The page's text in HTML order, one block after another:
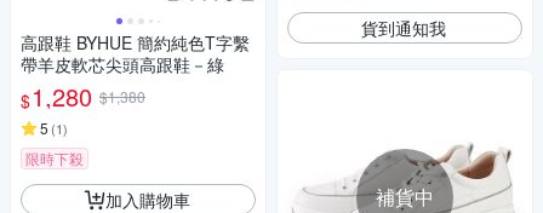
高跟鞋 BYHUE 簡約純色T字繫
帶羊皮軟芯尖頭高跟鞋－綠
$1,280 $1,380
5 (1)
限時下殺
加入購物車
貨到通知我
補貨中